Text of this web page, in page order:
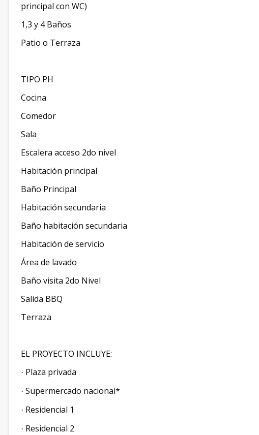
principal con WC)
1,3 y 4 Baños
Patio o Terraza
TIPO PH
Cocina
Comedor
Sala
Escalera acceso 2do nivel
Habitación principal
Baño Principal
Habitación secundaria
Baño habitación secundaria
Habitación de servicio
Área de lavado
Baño visita 2do Nivel
Salida BBQ
Terraza
EL PROYECTO INCLUYE:
· Plaza privada
· Supermercado nacional*
· Residencial 1
· Residencial 2